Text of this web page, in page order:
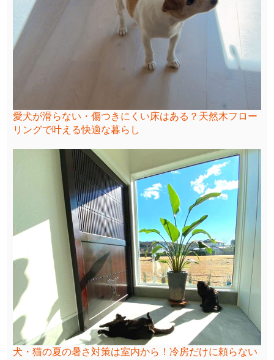
愛犬が滑らない・傷つきにくい床はある？天然木フロー
リングで叶える快適な暮らし
犬・猫の夏の暑さ対策は室内から！冷房だけに頼らない